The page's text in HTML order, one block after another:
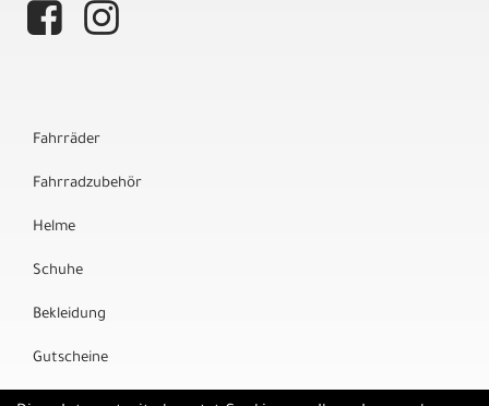
Fahrräder
Fahrradzubehör
Helme
Schuhe
Bekleidung
Gutscheine
Marken